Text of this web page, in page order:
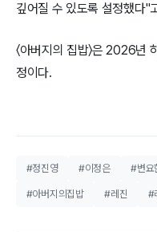
깊어질 수 있도록 설정했다"
〈아버지의 집밥〉은 2026년
정이다.
#정진영 #이정은 #변요
#아버지의집밥 #레진 #